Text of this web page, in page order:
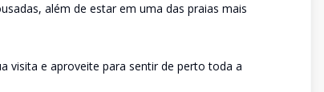
além de estar em uma das praias mais
visita e aproveite para sentir de perto toda a